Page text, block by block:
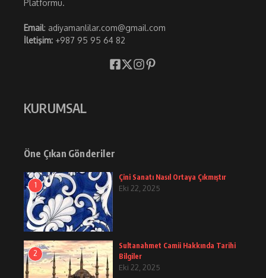
Platformu.
Email: adiyamanlilar.com@gmail.com
İletişim: +987 95 95 64 82
KURUMSAL
Öne Çıkan Gönderiler
1
Çini Sanatı Nasıl Ortaya Çıkmıştır
Eki 22, 2025
2
Sultanahmet Camii Hakkında Tarihi
Bilgiler
Eki 22, 2025